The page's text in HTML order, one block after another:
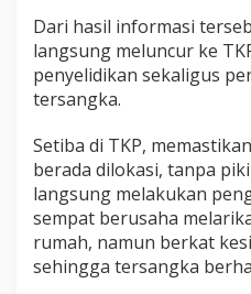
Dari hasil informasi
langsung meluncur ke
penyelidikan sekaligus
tersangka.
Setiba di TKP,
berada dilokasi, tanpa
langsung melakukan
sempat berusaha
rumah, namun berkat
sehingga tersangka